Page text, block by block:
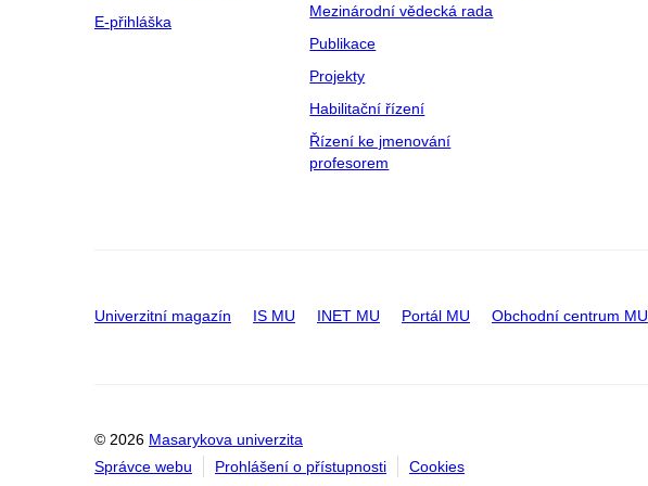
E-přihláška
Mezinárodní vědecká rada
Publikace
Projekty
Habilitační řízení
Řízení ke jmenování
profesorem
Univerzitní magazín IS MU INET MU Portál MU Obchodní centrum MU
© 2026 Masarykova univerzita
Správce webu
Prohlášení o přístupnosti Cookies